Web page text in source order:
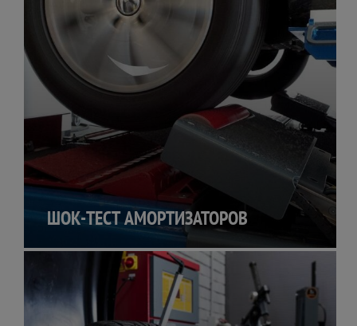
ШОК-ТЕСТ АМОРТИЗАТОРОВ